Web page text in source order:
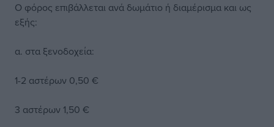
Ο φόρος επιβάλλεται ανά δωμάτιο ή διαμέρισμα και ως
εξής:
α. στα ξενοδοχεία:
1-2 αστέρων 0,50 €
3 αστέρων 1,50 €